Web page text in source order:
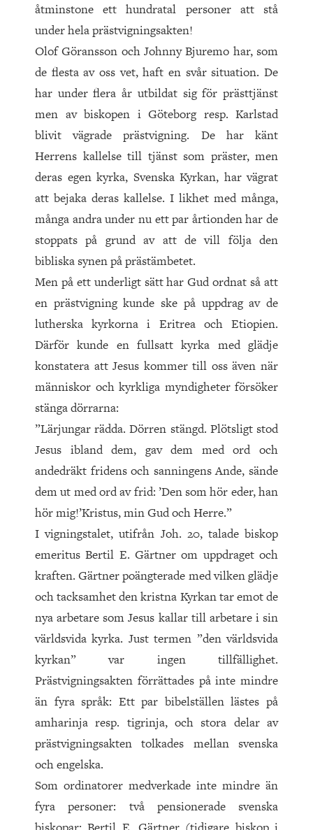
åtminstone ett hundratal personer att stå
under hela prästvigningsakten!
Olof Göransson och Johnny Bjuremo har, som
de flesta av oss vet, haft en svår situation. De
har under flera år utbildat sig för prästtjänst
men av biskopen i Göteborg resp. Karlstad
blivit vägrade prästvigning. De har känt
Herrens kallelse till tjänst som präster, men
deras egen kyrka, Svenska Kyrkan, har vägrat
att bejaka deras kallelse. I likhet med många,
många andra under nu ett par årtionden har de
stoppats på grund av att de vill följa den
bibliska synen på prästämbetet.
Men på ett underligt sätt har Gud ordnat så att
en prästvigning kunde ske på uppdrag av de
lutherska kyrkorna i Eritrea och Etiopien.
Därför kunde en fullsatt kyrka med glädje
konstatera att Jesus kommer till oss även när
människor och kyrkliga myndigheter försöker
stänga dörrarna:
”Lärjungar rädda. Dörren stängd. Plötsligt stod
Jesus ibland dem, gav dem med ord och
andedräkt fridens och sanningens Ande, sände
dem ut med ord av frid: ’Den som hör eder, han
hör mig!’Kristus, min Gud och Herre.”
I vigningstalet, utifrån Joh. 20, talade biskop
emeritus Bertil E. Gärtner om uppdraget och
kraften. Gärtner poängterade med vilken glädje
och tacksamhet den kristna Kyrkan tar emot de
nya arbetare som Jesus kallar till arbetare i sin
världsvida kyrka. Just termen ”den världsvida
kyrkan” var ingen tillfällighet.
Prästvigningsakten förrättades på inte mindre
än fyra språk: Ett par bibelställen lästes på
amharinja resp. tigrinja, och stora delar av
prästvigningsakten tolkades mellan svenska
och engelska.
Som ordinatorer medverkade inte mindre än
fyra personer: två pensionerade svenska